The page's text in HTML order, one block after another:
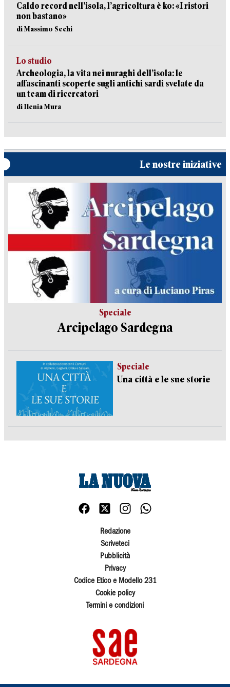
Caldo record nell’isola, l’agricoltura è ko: «I ristori
non bastano»
di Massimo Sechi
Lo studio
Archeologia, la vita nei nuraghi dell’isola: le
affascinanti scoperte sugli antichi sardi svelate da
un team di ricercatori
di Ilenia Mura
Le nostre iniziative
Speciale
Arcipelago Sardegna
Speciale
Una città e le sue storie
Redazione
Scriveteci
Pubblicità
Privacy
Codice Etico e Modello 231
Cookie policy
Termini e condizioni